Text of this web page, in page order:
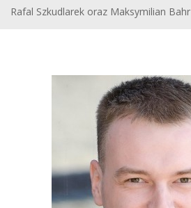
Rafal Szkudlarek oraz Maksymilian Bahr